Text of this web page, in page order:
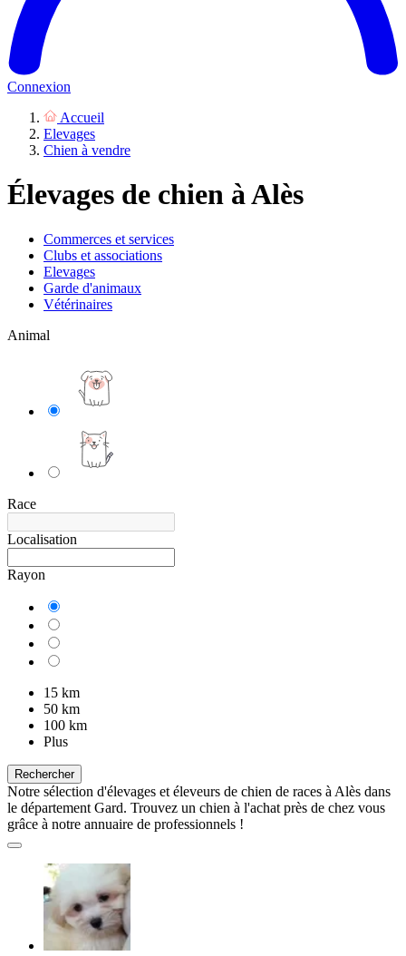
Connexion
Accueil
Elevages
Chien à vendre
Élevages de chien à Alès
Commerces et services
Clubs et associations
Elevages
Garde d'animaux
Vétérinaires
Animal
Race
Localisation
Rayon
15 km
50 km
100 km
Plus
Rechercher
Notre sélection d'élevages et éleveurs de chien de races à Alès dans
le département Gard. Trouvez un chien à l'achat près de chez vous
grâce à notre annuaire de professionnels !